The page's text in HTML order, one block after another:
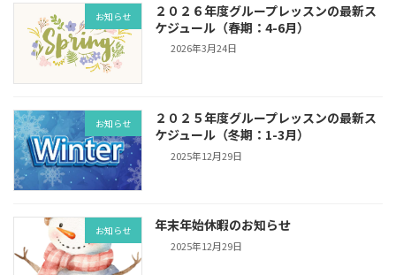
お知らせ
２０２６年度グループレッスンの最新ス
ケジュール（春期：4-6月）
2026年3月24日
お知らせ
２０２５年度グループレッスンの最新ス
ケジュール（冬期：1-3月）
2025年12月29日
お知らせ 年末年始休暇のお知らせ
2025年12月29日